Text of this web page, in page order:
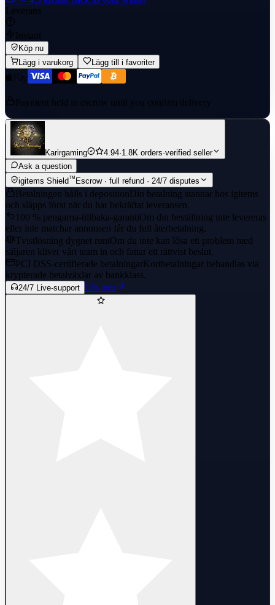
Leverans
Instant
Köp nu
Lägg i varukorg
Lägg till i favoriter
Payment held in escrow until you confirm delivery
Karirgaming 4.94·1.8K orders·verified seller
Ask a question
igitems Shield™ Escrow · full refund · 24/7 disputes
Betalningen hålls i depositionDin betalning stannar hos igitems
och släpps först när du har bekräftat leveransen.
100 % pengarna-tillbaka-garantiOm din beställning inte levereras
eller inte matchar annonsen får du full återbetalning.
Tvistlösning dygnet runtOm du inte kan lösa ett problem med
säljaren kliver vårt team in och fattar ett rättvist beslut.
PCI DSS-certifierade betalningarKortbetalningar behandlas via
krypterade betalväxlar av bankklass.
24/7 Live-support Läs mer